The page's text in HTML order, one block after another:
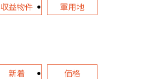
収益物件
軍用地
新着
価格